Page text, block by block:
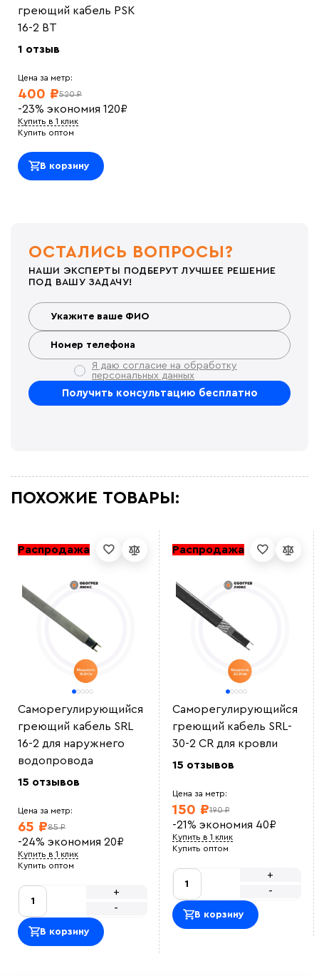
греющий кабель PSK
16-2 ВT
1 отзыв
Цена за метр:
520 ₽
400 ₽
-23% экономия 120₽
Купить в 1 клик
Купить оптом
В корзину
ОСТАЛИСЬ ВОПРОСЫ?
НАШИ ЭКСПЕРТЫ ПОДБЕРУТ ЛУЧШЕЕ РЕШЕНИЕ
ПОД ВАШУ ЗАДАЧУ!
Я даю согласие на обработку
персональных данных
ПОХОЖИЕ ТОВАРЫ:
Распродажа
Саморегулирующийся
греющий кабель SRL
16-2 для наружнего
водопровода
15 отзывов
Цена за метр:
85 ₽
65 ₽
-24% экономия 20₽
Купить в 1 клик
Купить оптом
-
+
В корзину
Распродажа
Саморегулирующийся
греющий кабель SRL-
30-2 CR для кровли
15 отзывов
Цена за метр:
190 ₽
150 ₽
-21% экономия 40₽
Купить в 1 клик
Купить оптом
-
+
В корзину